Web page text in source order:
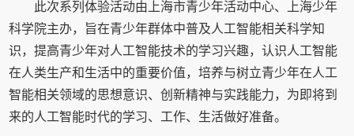
此次系列体验活动由上海市青少年活动中心、上海少年
科学院主办，旨在青少年群体中普及人工智能相关科学知
识，提高青少年对人工智能技术的学习兴趣，认识人工智能
在人类生产和生活中的重要价值，培养与树立青少年在人工
智能相关领域的思想意识、创新精神与实践能力，为即将到
来的人工智能时代的学习、工作、生活做好准备。